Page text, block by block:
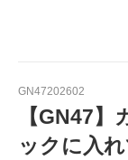
GN47202602
【GN47
ックに入